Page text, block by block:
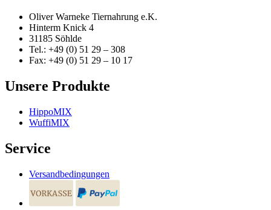
Oliver Warneke Tiernahrung e.K.
Hinterm Knick 4
31185 Söhlde
Tel.: +49 (0) 51 29 – 308
Fax: +49 (0) 51 29 – 10 17
Unsere Produkte
HippoMIX
WuffiMIX
Service
Versandbedingungen